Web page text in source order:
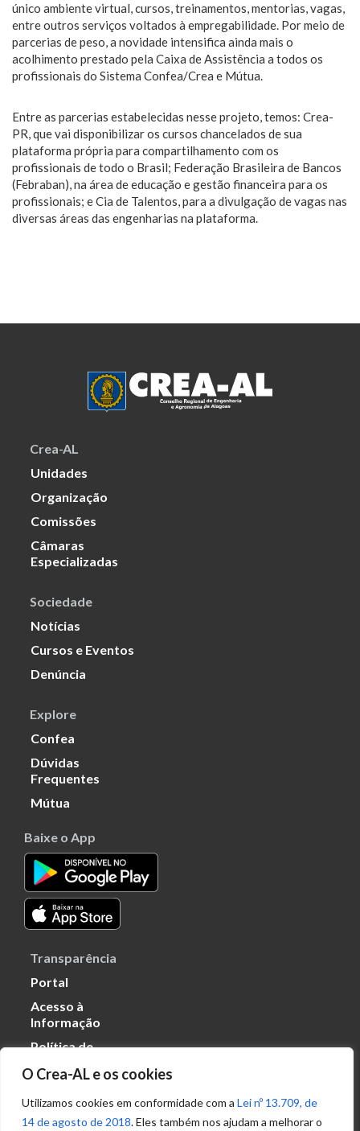
O Crea-AL e os cookies
Utilizamos cookies em conformidade com a Lei nº 13.709, de
14 de agosto de 2018. Eles também nos ajudam a melhorar o
único ambiente virtual, cursos, treinamentos, mentorias, vagas,
entre outros serviços voltados à empregabilidade. Por meio de
parcerias de peso, a novidade intensifica ainda mais o
acolhimento prestado pela Caixa de Assistência a todos os
profissionais do Sistema Confea/Crea e Mútua.
Entre as parcerias estabelecidas nesse projeto, temos: Crea-
PR, que vai disponibilizar os cursos chancelados de sua
plataforma própria para compartilhamento com os
profissionais de todo o Brasil; Federação Brasileira de Bancos
(Febraban), na área de educação e gestão financeira para os
profissionais; e Cia de Talentos, para a divulgação de vagas nas
diversas áreas das engenharias na plataforma.
Crea-AL
Unidades
Organização
Comissões
Câmaras
Especializadas
Sociedade
Notícias
Cursos e Eventos
Denúncia
Explore
Confea
Dúvidas
Frequentes
Mútua
Baixe o App
Transparência
Portal
Acesso à
Informação
Política de
Dados